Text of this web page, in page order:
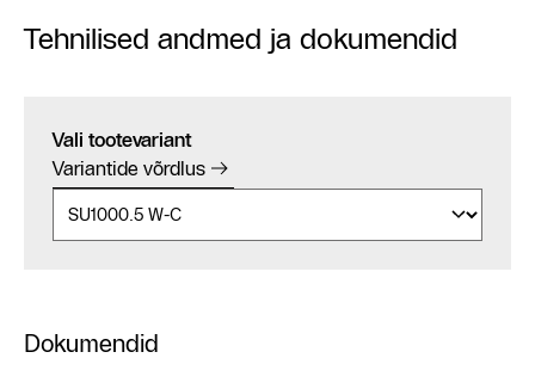
Tehnilised andmed ja dokumendid
Vali tootevariant
Variantide võrdlus
Dokumendid